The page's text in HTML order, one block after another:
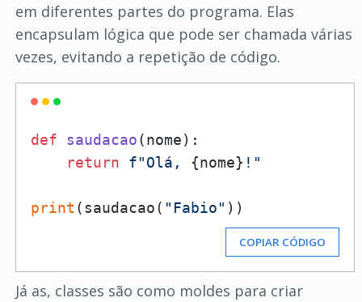
em diferentes partes do programa. Elas
encapsulam lógica que pode ser chamada várias
vezes, evitando a repetição de código.
def saudacao(nome):
return
f"Olá, {nome} !"
print (saudacao( "Fabio"
COPIAR CÓDIGO
Já as, classes são como moldes para criar